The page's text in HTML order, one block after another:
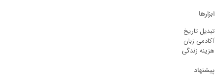
ابزارها
تبدیل تاریخ
آکادمی زبان
هزینه زندگی
پیشنهاد